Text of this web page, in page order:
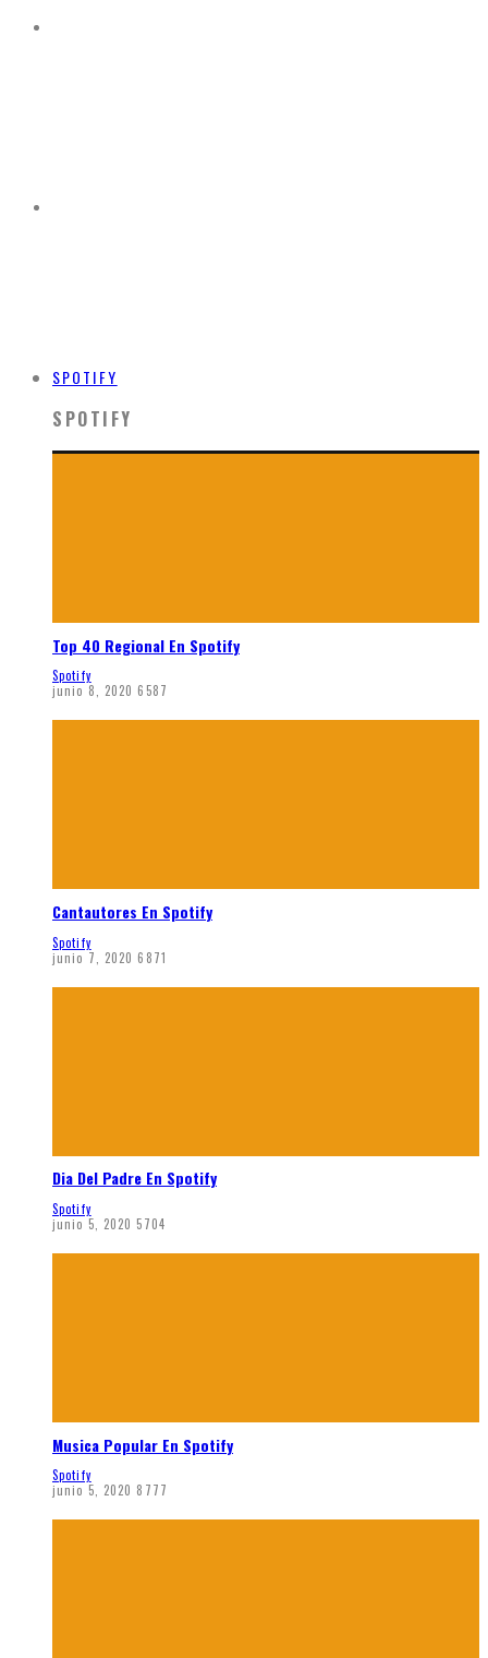
SPOTIFY
SPOTIFY
Top 40 Regional En Spotify
Spotify
junio 8, 2020 6587
Cantautores En Spotify
Spotify
junio 7, 2020 6871
Dia Del Padre En Spotify
Spotify
junio 5, 2020 5704
Musica Popular En Spotify
Spotify
junio 5, 2020 8777